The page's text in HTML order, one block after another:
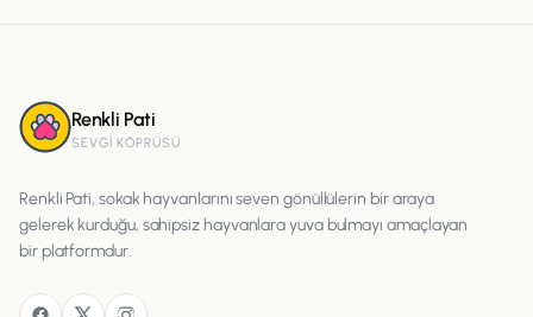
Renkli Pati
SEVGI KÖPRÜSÜ
Renkli Pati, sokak hayvanlarını seven gönüllülerin bir araya
gelerek kurduğu, sahipsiz hayvanlara yuva bulmayı amaçlayan
bir platformdur.